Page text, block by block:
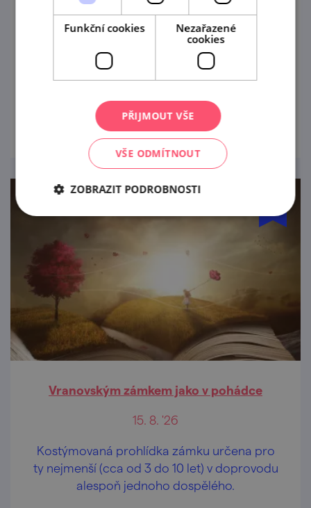
13. 8. '26
Noční oživené prohlídky vranovského zámku
letos představí šermířsko-divadelní adaptaci
na motivy známé televizní komedie "Svatby
pana Voka".
prohlédnout
Vranovským zámkem jako v pohádce
15. 8. '26
Kostýmovaná prohlídka zámku určena pro
ty nejmenší (cca od 3 do 10 let) v doprovodu
alespoň jednoho dospělého.
Funkční cookies
Nezařazené
cookies
PŘIJMOUT VŠE
VŠE ODMÍTNOUT
ZOBRAZIT PODROBNOSTI